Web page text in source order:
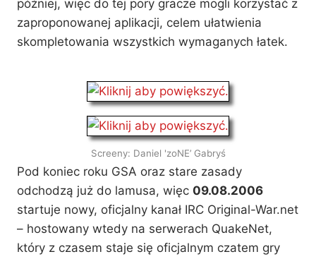
później, więc do tej pory gracze mogli korzystać z
zaproponowanej aplikacji, celem ułatwienia
skompletowania wszystkich wymaganych łatek.
Screeny: Daniel 'zoNE’ Gabryś
Pod koniec roku GSA oraz stare zasady
odchodzą już do lamusa, więc 09.08.2006
startuje nowy, oficjalny kanał IRC Original-War.net
– hostowany wtedy na serwerach QuakeNet,
który z czasem staje się oficjalnym czatem gry